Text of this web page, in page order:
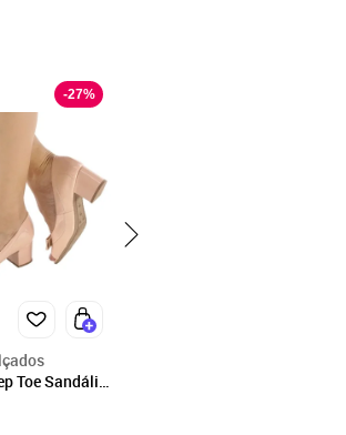
-27%
Toe Sandália
Grosso
Social Casual